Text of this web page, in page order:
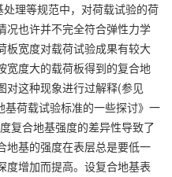
理等规范中，对荷载试验的荷
况也许并不完全符合弹性力学
板宽度对载荷试验成果有较大
宽度大的载荷板得到的复合地
对这种现象进行过解释(参见
基荷载试验标准的一些探讨》一
复合地基强度的差异性导致了
地基的强度在表层总是要低一
度增加而提高。设复合地基表